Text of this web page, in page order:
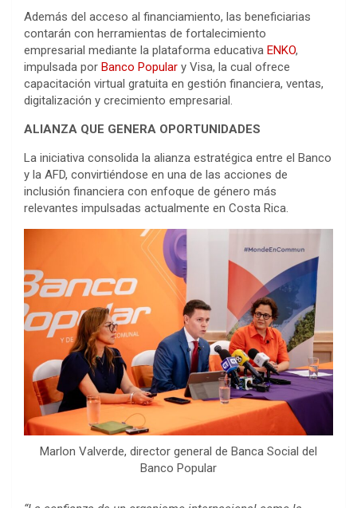
Además del acceso al financiamiento, las beneficiarias
contarán con herramientas de fortalecimiento
empresarial mediante la plataforma educativa ENKO,
impulsada por Banco Popular y Visa, la cual ofrece
capacitación virtual gratuita en gestión financiera, ventas,
digitalización y crecimiento empresarial.
ALIANZA QUE GENERA OPORTUNIDADES
La iniciativa consolida la alianza estratégica entre el Banco
y la AFD, convirtiéndose en una de las acciones de
inclusión financiera con enfoque de género más
relevantes impulsadas actualmente en Costa Rica.
Marlon Valverde, director general de Banca Social del
Banco Popular